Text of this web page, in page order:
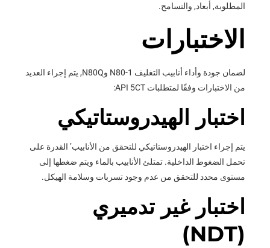
المطلوبة, أبعاد, والتسامح.
الاختبارات
لضمان جودة وأداء أنابيب التغليف N80-1 وN80Q, يتم إجراء العديد
من الاختبارات وفقًا لمتطلبات API 5CT:
اختبار الهيدروستاتيكي
يتم إجراء اختبار الهيدروستاتيكي للتحقق من الأنابيب’ القدرة على
تحمل الضغوط الداخلية. تمتلئ الأنابيب بالماء ويتم ضغطها إلى
مستوى محدد للتحقق من عدم وجود تسربات وسلامة الهيكل.
اختبار غير تدميري
(NDT)